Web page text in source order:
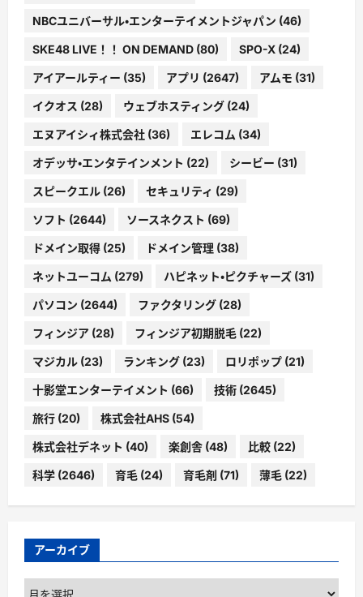
NBCユニバーサル・エンターテイメントジャパン (46)
SKE48 LIVE！！ ON DEMAND (80) SPO-X (24)
アイアールティー (35) アプリ (2647) アムモ (31)
イクオス (28) ウェブホスティング (24)
エヌアイシィ株式会社 (36) エレコム (34)
オデッサ・エンタテインメント (22) シービー (31)
スピークエル (26) セキュリティ (29)
ソフト (2644) ソースネクスト (69)
ドメイン取得 (25) ドメイン管理 (38)
ネットユーコム (279) ハピネット・ピクチャーズ (31)
パソコン (2644) ファクタリング (28)
フィンジア (28) フィンジア初期脱毛 (22)
マジカル (23) ランキング (23) ロリポップ (21)
十影堂エンターテイメント (66) 技術 (2645)
旅行 (20) 株式会社AHS (54)
株式会社デネット (40) 楽創舎 (48) 比較 (22)
科学 (2646) 育毛 (24) 育毛剤 (71) 薄毛 (22)
アーカイブ
ア